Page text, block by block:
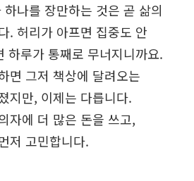
나를 장만하는 것은 곧 삶의
. 허리가 아프면 집중도 안
하루가 통째로 무너지니까요.
면 그저 책상에 달려오는
지만, 이제는 다릅니다.
자에 더 많은 돈을 쓰고,
저 고민합니다.